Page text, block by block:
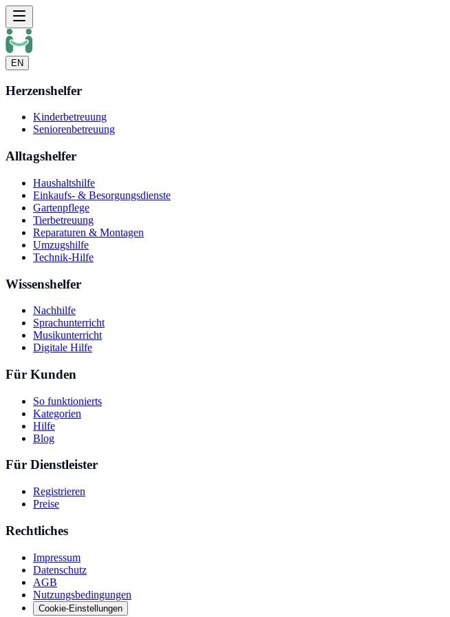
EN
Herzenshelfer
Kinderbetreuung
Seniorenbetreuung
Alltagshelfer
Haushaltshilfe
Einkaufs- & Besorgungsdienste
Gartenpflege
Tierbetreuung
Reparaturen & Montagen
Umzugshilfe
Technik-Hilfe
Wissenshelfer
Nachhilfe
Sprachunterricht
Musikunterricht
Digitale Hilfe
Für Kunden
So funktionierts
Kategorien
Hilfe
Blog
Für Dienstleister
Registrieren
Preise
Rechtliches
Impressum
Datenschutz
AGB
Nutzungsbedingungen
Cookie-Einstellungen